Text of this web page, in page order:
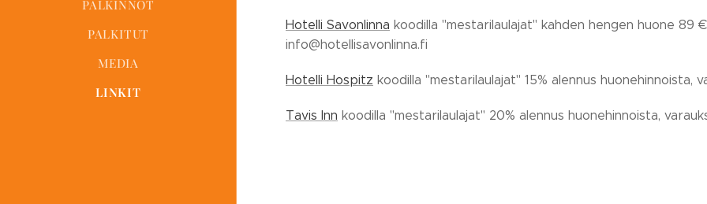
PALKINNOT
PALKITUT
MEDIA
LINKIT
Hotelli Savonlinna koodilla "mestarilaulajat" kahden hengen huone 89
info@hotellisavonlinna.fi
Hotelli Hospitz koodilla "mestarilaulajat" 15% alennus huonehinnoista,
Tavis Inn koodilla "mestarilaulajat" 20% alennus huonehinnoista,